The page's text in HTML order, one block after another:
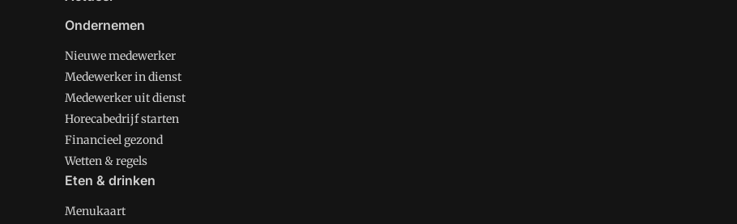
Ondernemen
Nieuwe medewerker
Medewerker in dienst
Medewerker uit dienst
Horecabedrijf starten
Financieel gezond
Wetten & regels
Eten & drinken
Menukaart